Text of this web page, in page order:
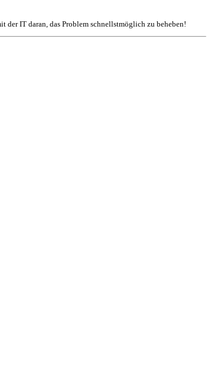
der IT daran, das Problem schnellstmöglich zu beheben!